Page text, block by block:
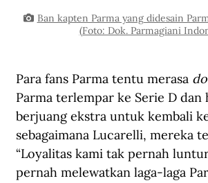
Ban kapten Parma yang didesain
(Foto: Dok. Parmagiani
Para fans Parma tentu merasa
Parma terlempar ke Serie D dan
berjuang ekstra untuk kembali
sebagaimana Lucarelli, mereka
“Loyalitas kami tak pernah
pernah melewatkan laga-laga